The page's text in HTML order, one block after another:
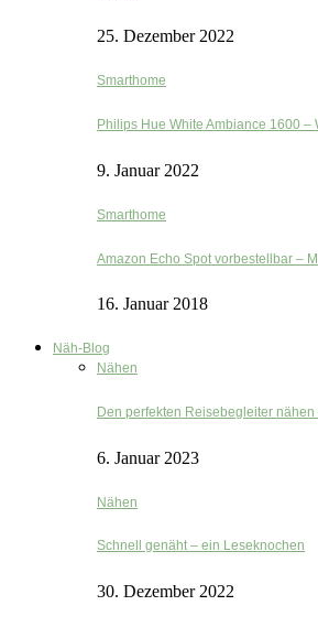
25. Dezember 2022
Smarthome
Philips Hue White Ambiance 1600
9. Januar 2022
Smarthome
Amazon Echo Spot vorbestellbar –
16. Januar 2018
Näh-Blog
Nähen
Den perfekten Reisebegleiter
6. Januar 2023
Nähen
Schnell genäht – ein Leseknochen
30. Dezember 2022